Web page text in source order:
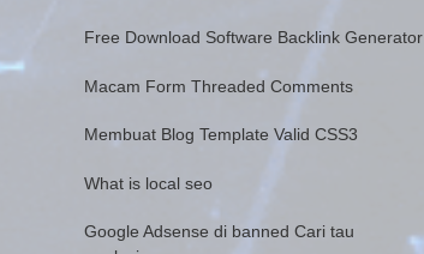
Free Download Software Backlink Generator
Macam Form Threaded Comments
Membuat Blog Template Valid CSS3
What is local seo
Google Adsense di banned Cari tau